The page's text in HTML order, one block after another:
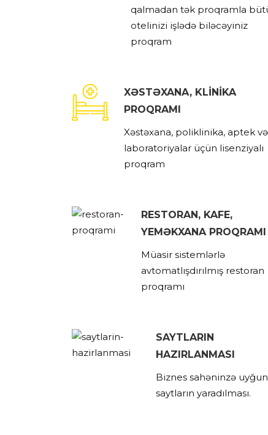
qalmadan tək proqramla
otelinizi işlədə biləcəyiniz
proqram
XƏSTƏXANA, KLİNİKA
PROQRAMI
Xəstəxana, poliklinika, aptek və
laboratoriyalar üçün lisenziyalı
proqram
RESTORAN, KAFE,
YEMƏKXANA PROQRAMI
Müasir sistemlərlə
avtomatlışdırılmış restoran
proqramı
SAYTLARIN
HAZIRLANMASI
Biznes sahəninzə uyğun
saytların yaradılması.